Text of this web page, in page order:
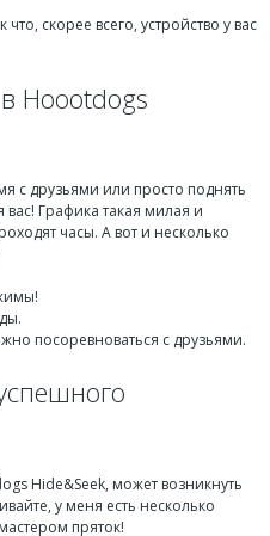
скорее всего, устройство у вас
Hoootdogs
с друзьями или просто поднять
вас! Графика такая милая и
часы. А вот и несколько
посоревноваться с друзьями.
Hide&Seek, может возникнуть
у меня есть несколько
пряток!